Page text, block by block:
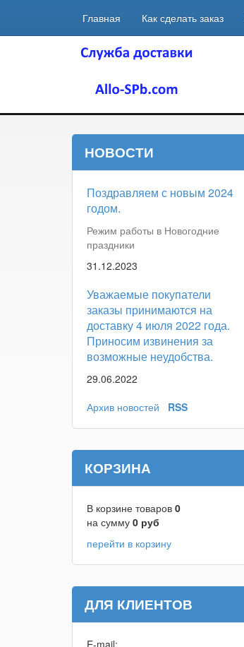
Главная Как сделать заказ
НОВОСТИ
Поздравляем с новым 2024
годом.
Режим работы в Новогодние
праздники
31.12.2023
Уважаемые покупатели
заказы принимаются на
доставку 4 июля 2022 года.
Приносим извинения за
возможные неудобства.
29.06.2022
Архив новостей
RSS
КОРЗИНА
В корзине товаров 0
на сумму 0 руб
перейти в корзину
ДЛЯ КЛИЕНТОВ
E-mail: